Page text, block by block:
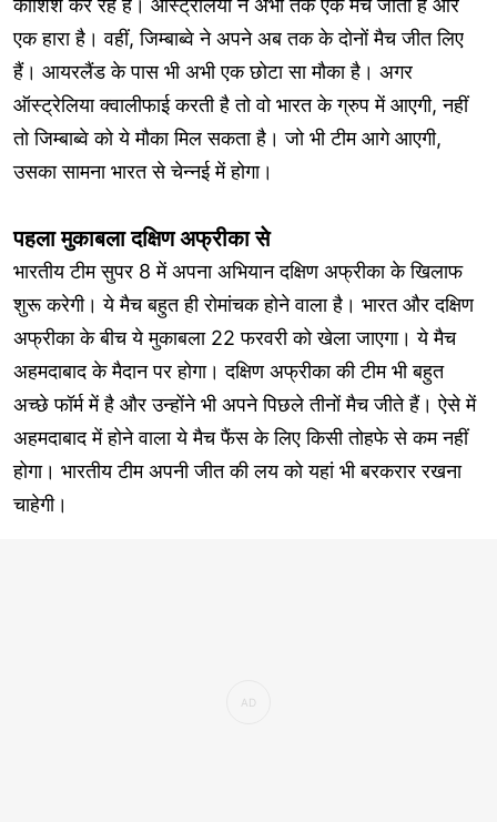
एक हारा है। वहीं, जिम्बाब्वे ने अपने अब तक के दोनों मैच जीत लिए
हैं। आयरलैंड के पास भी अभी एक छोटा सा मौका है। अगर
ऑस्ट्रेलिया क्वालीफाई करती है तो वो भारत के ग्रुप में आएगी, नहीं
तो जिम्बाब्वे को ये मौका मिल सकता है। जो भी टीम आगे आएगी,
उसका सामना भारत से चेन्नई में होगा।
पहला मुकाबला दक्षिण अफ्रीका से
भारतीय टीम सुपर 8 में अपना अभियान दक्षिण अफ्रीका के खिलाफ
शुरू करेगी। ये मैच बहुत ही रोमांचक होने वाला है। भारत और दक्षिण
अफ्रीका के बीच ये मुकाबला 22 फरवरी को खेला जाएगा। ये मैच
अहमदाबाद के मैदान पर होगा। दक्षिण अफ्रीका की टीम भी बहुत
अच्छे फॉर्म में है और उन्होंने भी अपने पिछले तीनों मैच जीते हैं। ऐसे में
अहमदाबाद में होने वाला ये मैच फैंस के लिए किसी तोहफे से कम नहीं
होगा। भारतीय टीम अपनी जीत की लय को यहां भी बरकरार रखना
चाहेगी।